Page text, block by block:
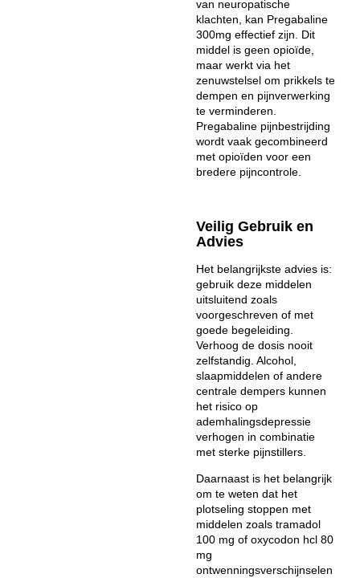
van neuropatische
klachten, kan Pregabaline
300mg effectief zijn. Dit
middel is geen opioïde,
maar werkt via het
zenuwstelsel om prikkels te
dempen en pijnverwerking
te verminderen.
Pregabaline pijnbestrijding
wordt vaak gecombineerd
met opioïden voor een
bredere pijncontrole.
Veilig Gebruik en
Advies
Het belangrijkste advies is:
gebruik deze middelen
uitsluitend zoals
voorgeschreven of met
goede begeleiding.
Verhoog de dosis nooit
zelfstandig. Alcohol,
slaapmiddelen of andere
centrale dempers kunnen
het risico op
ademhalingsdepressie
verhogen in combinatie
met sterke pijnstillers.
Daarnaast is het belangrijk
om te weten dat het
plotseling stoppen met
middelen zoals tramadol
100 mg of oxycodon hcl 80
mg
ontwenningsverschijnselen